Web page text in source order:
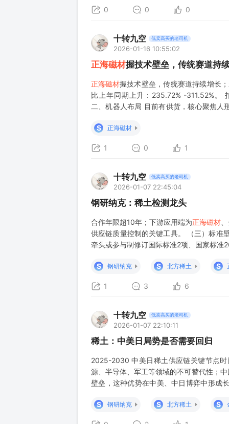
0 0 0
十转九空 低卖高买的老司机
2026-01-16 10:55:02
正海磁材握技术壁垒，传统赛道持
正海磁材握技术壁垒，传统赛道持续增长
比上年同期上升：235.72% -311.52%
二、机器人布局 目前有供货，核心聚焦
S
正海磁材
1 0 1
十转九空 低卖高买的老司机
2026-01-07 22:45:04
钢研纳克：稀土检测龙头
合作年限超10年；下游应用端为正海磁材
供应链质量控制的关键工具。 （三）标准
牵头或参与制修订国际标准2项、国家标
S
钢研纳克 S 北方稀土 S
1 3 6
十转九空 低卖高买的老司机
2026-01-07 22:10:11
稀土：中美日局势是否需要回归
2025-2030 中美日稀土供应链关键节点
源、半导体、军工等领域的不可替代性；
壁垒，这种优势在中美、中日博弈中形成
达、战机发动机；钕铁硼永磁体是F-35、
S 钢研纳克 S 北方稀土 S